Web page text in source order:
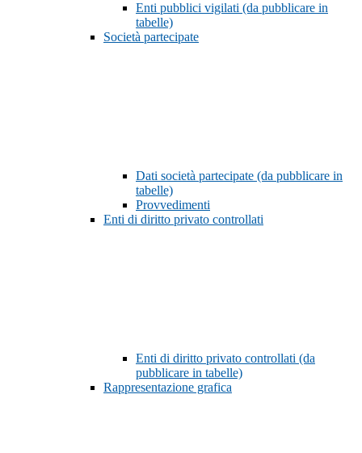
Enti pubblici vigilati (da pubblicare in
tabelle)
Società partecipate
Dati società partecipate (da pubblicare in
tabelle)
Provvedimenti
Enti di diritto privato controllati
Enti di diritto privato controllati (da
pubblicare in tabelle)
Rappresentazione grafica